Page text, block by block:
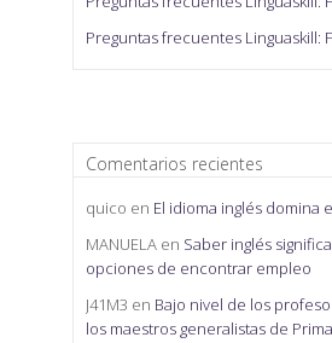
Preguntas frecuentes Linguaskill:
Comentarios recientes
quico en El idioma inglés domina
MANUELA en Saber inglés
opciones de encontrar empleo
J41M3 en Bajo nivel de los
los maestros generalistas de